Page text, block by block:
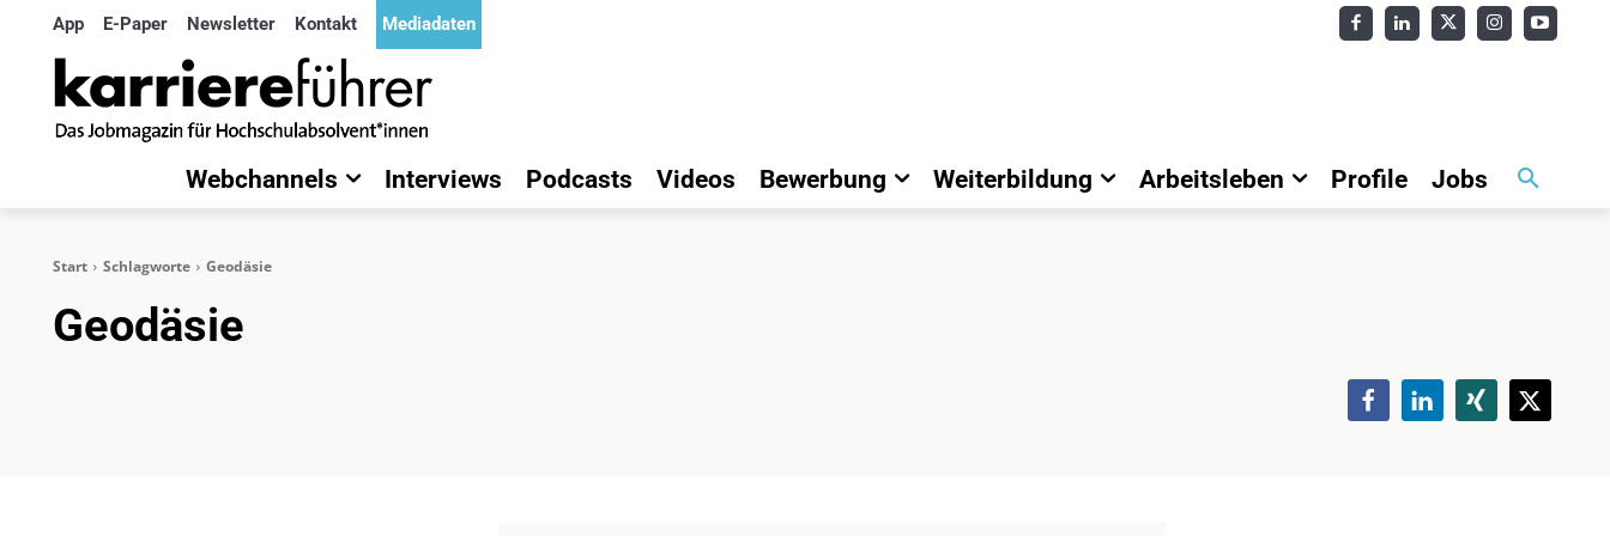
App E-Paper Newsletter Kontakt Mediadaten
Webchannels Interviews Podcasts Videos Bewerbung Weiterbildung Arbeitsleben Profile Jobs
Start Schlagworte Geodäsie
Geodäsie